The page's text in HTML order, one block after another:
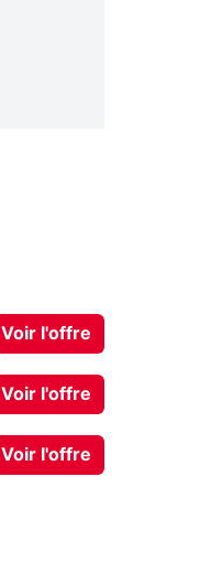
Voir l'offre
Voir l'offre
Voir l'offre